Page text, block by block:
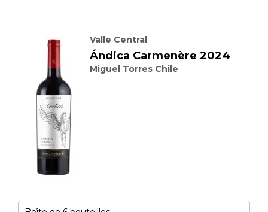
Valle Central
Ándica Carmenère 2024
Miguel Torres Chile